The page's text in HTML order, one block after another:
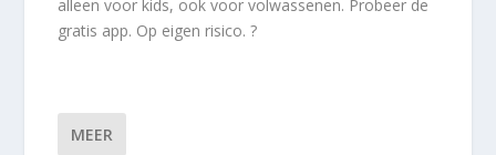
alleen voor kids, ook voor volwassenen. Probeer de
gratis app. Op eigen risico. ?
MEER